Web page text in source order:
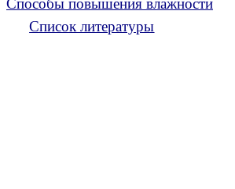
Список литературы